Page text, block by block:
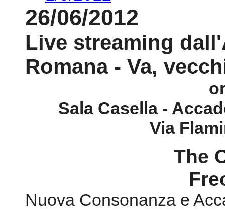
Sala Casella -
Via
The
Nuova Consonanza e
Laura Polimeno, voce;
In collaborazione con
Ferrara)